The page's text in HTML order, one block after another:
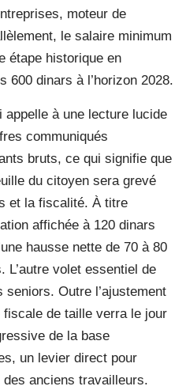
moteur de
le salaire minimum
étape historique en
600 dinars à l’horizon 2028.
appelle à une lecture lucide
communiqués
bruts, ce qui signifie que
du citoyen sera grevé
et la fiscalité. À titre
affichée à 120 dinars
hausse nette de 70 à 80
L’autre volet essentiel de
Outre l’ajustement
de taille verra le jour
de la base
un levier direct pour
des anciens travailleurs.